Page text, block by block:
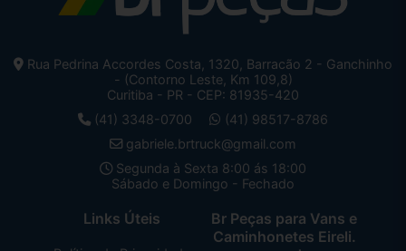
Rua Pedrina Accordes Costa, 1320, Barracão 2 - Ganchinho
- (Contorno Leste, Km 109,8)
Curitiba - PR - CEP: 81935-420
(41) 3348-0700
(41) 98517-8786
gabriele.brtruck@gmail.com
Segunda à Sexta 8:00 ás 18:00
Sábado e Domingo - Fechado
Links Úteis
Br Peças para Vans e
Caminhonetes Eireli.